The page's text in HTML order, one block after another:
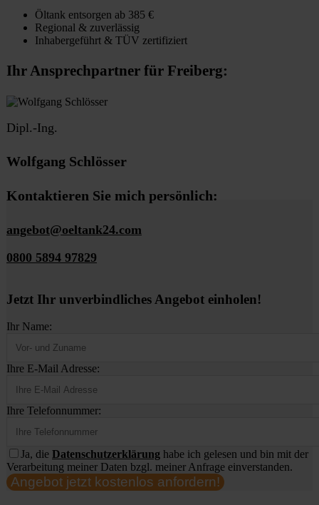
Öltank entsorgen ab 385 €
Regional & zuverlässig
Inhabergeführt & TÜV zertifiziert
Ihr Ansprechpartner für Freiberg:
Dipl.-Ing.
Wolfgang Schlösser
Kontaktieren Sie mich persönlich:
angebot@oeltank24.com
0800 5894 97829
Jetzt Ihr unverbindliches Angebot einholen!
Ihr Name:
Ihre E-Mail Adresse:
Ihre Telefonnummer:
Ja, die Datenschutzerklärung habe ich gelesen und bin mit der
Verarbeitung meiner Daten bzgl. meiner Anfrage einverstanden.
Angebot jetzt kostenlos anfordern!